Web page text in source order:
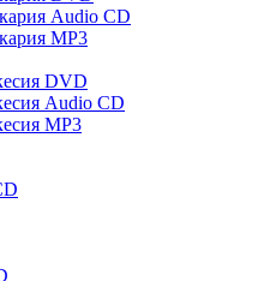
Audio CD
MP3
DVD
Audio CD
MP3